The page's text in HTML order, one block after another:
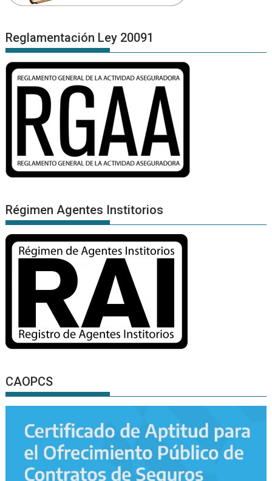
Reglamentación Ley 20091
Régimen Agentes Institorios
CAOPCS